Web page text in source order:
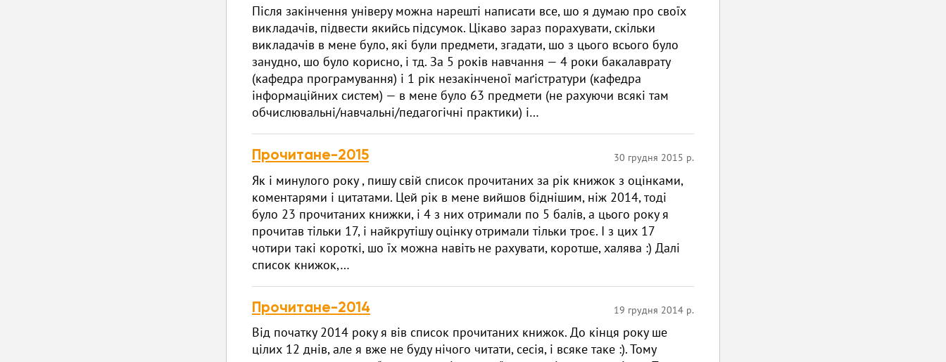
Після закінчення універу можна нарешті написати все, шо я думаю про своїх
викладачів, підвести якийсь підсумок. Цікаво зараз порахувати, скільки
викладачів в мене було, які були предмети, згадати, шо з цього всього було
занудно, шо було корисно, і тд. За 5 років навчання — 4 роки бакалаврату
(кафедра програмування) і 1 рік незакінченої маґістратури (кафедра
інформаційних систем) — в мене було 63 предмети (не рахуючи всякі там
обчислювальні/навчальні/педагогічні практики) і…
Прочитане-2015 30 грудня 2015 р.
Як і минулого року , пишу свій список прочитаних за рік книжок з оцінками,
коментарями і цитатами. Цей рік в мене вийшов біднішим, ніж 2014, тоді
було 23 прочитаних книжки, і 4 з них отримали по 5 балів, а цього року я
прочитав тільки 17, і найкрутішу оцінку отримали тільки троє. І з цих 17
чотири такі короткі, шо їх можна навіть не рахувати, коротше, халява :) Далі
список книжок,…
Прочитане-2014 19 грудня 2014 р.
Від початку 2014 року я вів список прочитаних книжок. До кінця року ше
цілих 12 днів, але я вже не буду нічого читати, сесія, і всяке таке :). Тому